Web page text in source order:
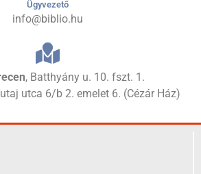
Ügyvezető
info@biblio.hu
, Batthyány u. 10. fszt. 1.
utca 6/b 2. emelet 6. (Cézár Ház)